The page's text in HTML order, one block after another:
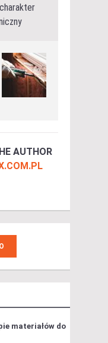
AUTHOR
materiałów do